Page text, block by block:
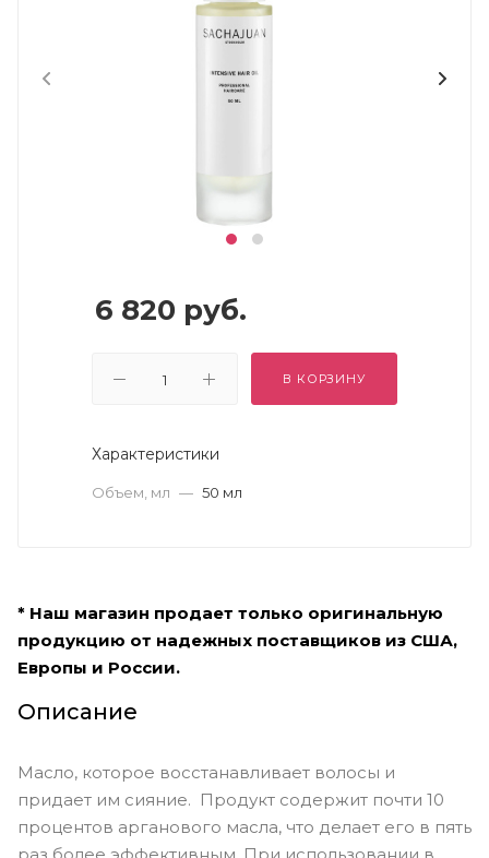
6 820 руб.
В КОРЗИНУ
Характеристики
Объем, мл — 50 мл
* Наш магазин продает только оригинальную
продукцию от надежных поставщиков из США,
Европы и России.
Описание
Масло, которое восстанавливает волосы и
придает им сияние. Продукт содержит почти 10
процентов арганового масла, что делает его в пять